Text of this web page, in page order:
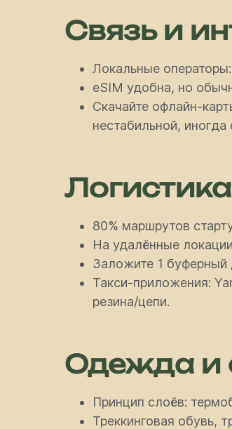
Связь и
Локальные
eSIM удобна, но
Скачайте офлайн-
нестабильной, иногда
80% маршрутов
На удалённые
Заложите 1 буферный
Такси-приложения:
резина/цепи.
Одежда и
Принцип слоёв:
Треккинговая обувь,